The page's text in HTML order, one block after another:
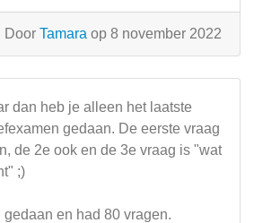
Door Tamara op 8 november 2022
dan heb je alleen het laatste
gedaan. De eerste vraag
de 2e ook en de 3e vraag is "wat
;)
gedaan en had 80 vragen.